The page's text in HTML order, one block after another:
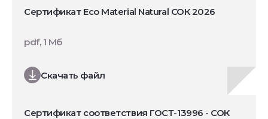
Сертификат Eco Material Natural СОК 2026
Скачать файл
pdf, 1 Мб
Сертификат соответствия ГОСТ-13996 - СОК